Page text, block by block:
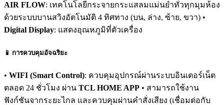
AIR FLOW: เทคโนโลยีกระจายกระแสลมแม่นยำทั่วทุกมุมห้อง
ด้วยระบบบานสวิงอัตโนมัติ 4 ทิศทาง (บน, ล่าง, ซ้าย, ขวา) •
Digital Display: แสดงอุณหภูมิที่ตัวเครื่อง
📱 การควบคุมอัจฉริยะ
• WIFI (Smart Control): ควบคุมอุปกรณ์ผ่านระบบอินเตอร์เน็ต
ตลอด 24 ชั่วโมง ผ่าน TCL HOME APP • สามารถใช้งาน
ฟังก์ชันจากระยะไกล และควบคุมผ่านคำสั่งเสียง (เชื่อมต่อกับ